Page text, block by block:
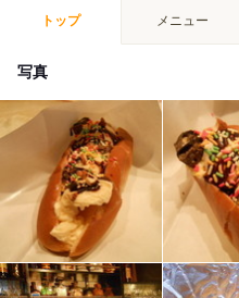
トップ メニュー
写真